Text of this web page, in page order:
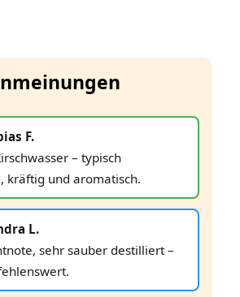
F.
– typisch
kräftig und aromatisch.
L.
sehr sauber destilliert –